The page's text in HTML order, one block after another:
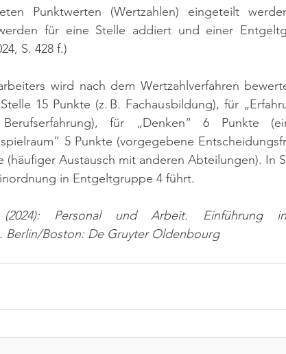
Punktwerten (Wertzahlen) eingeteilt
für eine Stelle addiert und einer
S. 428 f.)
wird nach dem Wertzahlverfahren
15 Punkte (z. B. Fachausbildung), für
für „Denken“ 6 Punkte
5 Punkte (vorgegebene
(häufiger Austausch mit anderen Abteilungen). In
in Entgeltgruppe 4 führt.
Personal und Arbeit. Einführung
Berlin/Boston: De Gruyter Oldenbourg